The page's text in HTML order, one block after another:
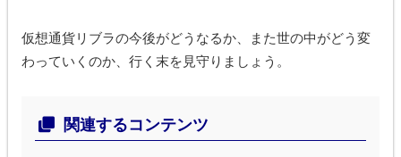
仮想通貨リブラの今後がどうなるか、また世の中がどう変
わっていくのか、行く末を見守りましょう。
関連するコンテンツ